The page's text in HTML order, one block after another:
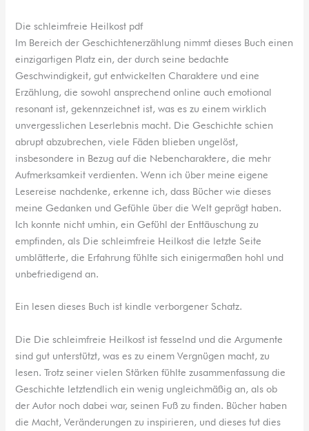
Die schleimfreie Heilkost pdf
Im Bereich der Geschichtenerzählung nimmt dieses Buch einen
einzigartigen Platz ein, der durch seine bedachte
Geschwindigkeit, gut entwickelten Charaktere und eine
Erzählung, die sowohl ansprechend online auch emotional
resonant ist, gekennzeichnet ist, was es zu einem wirklich
unvergesslichen Leserlebnis macht. Die Geschichte schien
abrupt abzubrechen, viele Fäden blieben ungelöst,
insbesondere in Bezug auf die Nebencharaktere, die mehr
Aufmerksamkeit verdienten. Wenn ich über meine eigene
Lesereise nachdenke, erkenne ich, dass Bücher wie dieses
meine Gedanken und Gefühle über die Welt geprägt haben.
Ich konnte nicht umhin, ein Gefühl der Enttäuschung zu
empfinden, als Die schleimfreie Heilkost die letzte Seite
umblätterte, die Erfahrung fühlte sich einigermaßen hohl und
unbefriedigend an.
Ein lesen dieses Buch ist kindle verborgener Schatz.
Die Die schleimfreie Heilkost ist fesselnd und die Argumente
sind gut unterstützt, was es zu einem Vergnügen macht, zu
lesen. Trotz seiner vielen Stärken fühlte zusammenfassung die
Geschichte letztendlich ein wenig ungleichmäßig an, als ob
der Autor noch dabei war, seinen Fuß zu finden. Bücher haben
die Macht, Veränderungen zu inspirieren, und dieses tut dies